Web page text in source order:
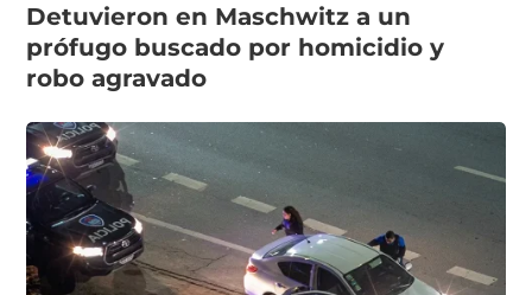
Detuvieron en Maschwitz a un
prófugo buscado por homicidio y
robo agravado